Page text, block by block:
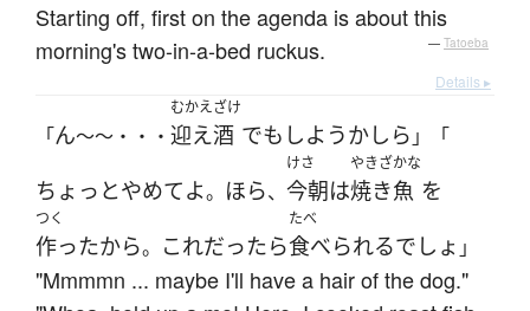
Starting off, first on the agenda is about this
morning's two-in-a-bed ruckus.
— Tatoeba
Details ▸
「ん～～・・・
むかえざけ
迎え酒 でも しようかしら 」「
ちょっとやめてよ。 ほら、
けさ
今朝は
やきざかな
焼き魚 を
つく
作ったから。 これだったら
たべ
食べられるでしょ 」
"Mmmmn ... maybe I'll have a hair of the dog."